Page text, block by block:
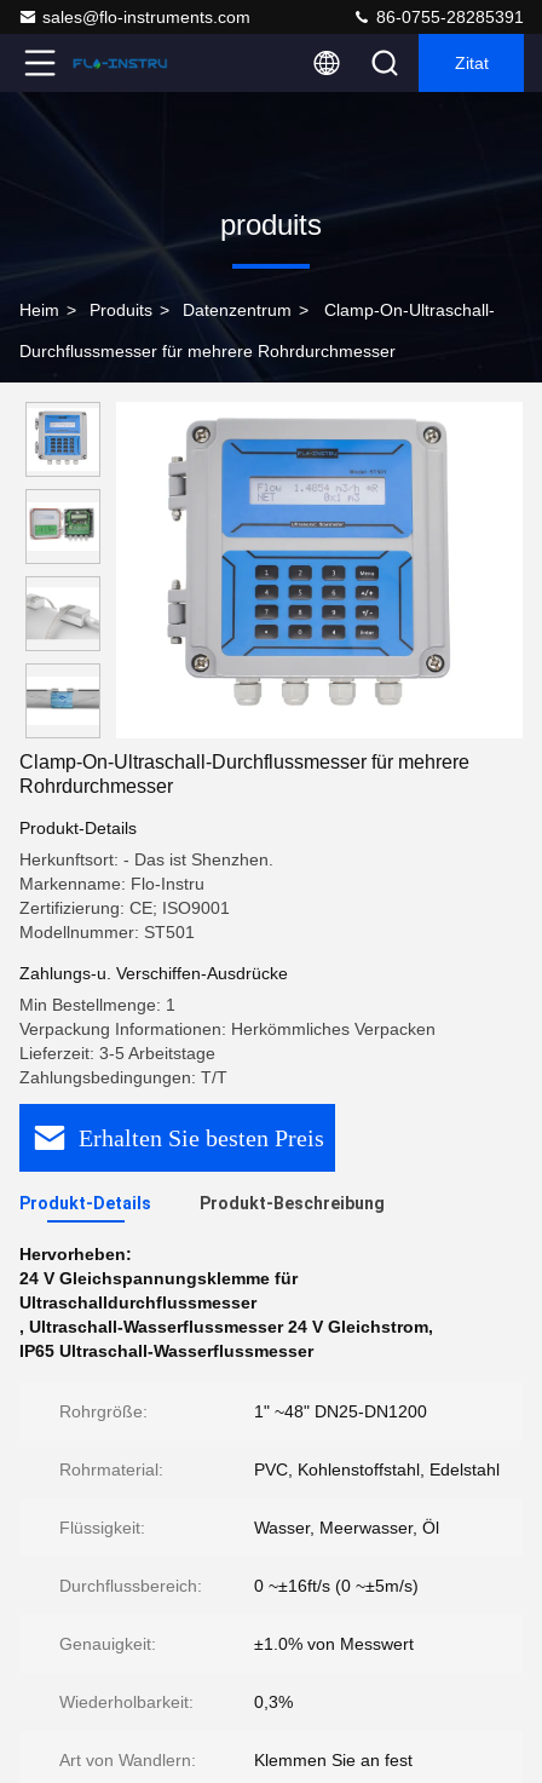
sales@flo-instruments.com 86-0755-28285391
Zitat
produits
Heim > Produits > Datenzentrum > Clamp-On-Ultraschall-
Durchflussmesser für mehrere Rohrdurchmesser
Clamp-On-Ultraschall-Durchflussmesser für mehrere
Rohrdurchmesser
Produkt-Details
Herkunftsort: - Das ist Shenzhen.
Markenname: Flo-Instru
Zertifizierung: CE; ISO9001
Modellnummer: ST501
Zahlungs-u. Verschiffen-Ausdrücke
Min Bestellmenge: 1
Verpackung Informationen: Herkömmliches Verpacken
Lieferzeit: 3-5 Arbeitstage
Zahlungsbedingungen: T/T
Erhalten Sie besten Preis
Produkt-Details Produkt-Beschreibung
Hervorheben:
24 V Gleichspannungsklemme für
Ultraschalldurchflussmesser
, Ultraschall-Wasserflussmesser 24 V Gleichstrom,
IP65 Ultraschall-Wasserflussmesser
Rohrgröße: 1" ~48" DN25-DN1200
Rohrmaterial: PVC, Kohlenstoffstahl, Edelstahl
Flüssigkeit: Wasser, Meerwasser, Öl
Durchflussbereich: 0 ~±16ft/s (0 ~±5m/s)
Genauigkeit: ±1.0% von Messwert
Wiederholbarkeit: 0,3%
Art von Wandlern: Klemmen Sie an fest